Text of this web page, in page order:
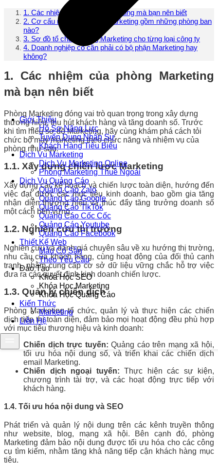
Giới Thiệu
Hồ Sơ Năng Lực
Tuyển Dụng Nhân Sự
Khách Hàng Tiêu Biểu
Dịch Vụ Marketing
Dịch Vụ Marketing Online
Phòng Marketing Thuê Ngoài
Dịch Vụ Quảng Cáo
Quảng Cáo Zalo
Quảng Cáo Google
Quảng Cáo TikTok
Quảng Cáo Cốc Cốc
Quảng Cáo Youtube
Quảng Cáo Facebook
Thiết Kế Web
Mẫu Có Sẵn
Theo Yêu Cầu
Đào Tạo
Khóa Học SEO
Khóa Học Marketing
Khóa Học Quảng Cáo
Kiến Thức
Marketing
Liên Hệ
1. Các nhiệm của phòng Marketing mà bạn nên biết
2. Cơ cấu nhân sự phòng Marketing gồm những phòng ban
nào?
3. Sơ đồ tổ chức phòng Marketing cho từng loại công ty
4. Doanh nghiệp có cần phải có bộ phận Marketing hay
không?
1. Các nhiệm của phòng Marketing
mà bạn nên biết
Phòng Marketing đóng vai trò quan trọng trong xây dựng
thương hiệu, thu hút khách hàng và tăng doanh số. Trước
khi tìm hiểu sơ đồ Marketing, hãy cùng khám phá cách tỏi
chức bộ máy marketing theo chức năng và nhiệm vụ của
phòng như sau:
1.1. Xây dựng chiến lược Marketing
Xây dựng các kế hoạch và chiến lược toàn diện, hướng đến
việc đạt được các mục tiêu kinh doanh, bao gồm gia tăng
nhận diện thương hiệu và thúc đẩy tăng trưởng doanh số
một cách bền vững.
1.2. Nghiên cứu thị trường
Nghiên cứu và đánh giá chuyên sâu về xu hướng thị trường,
nhu cầu của khách hàng, cùng hoạt động của đối thủ cạnh
tranh, nhằm cung cấp cơ sở dữ liệu vững chắc hỗ trợ việc
đưa ra các quyết định kinh doanh chiến lược.
1.3. Quản lý chiến dịch
Phòng Marketing tổ chức, quản lý và thực hiện các chiến
dịch tiếp thị toàn diện, đảm bảo mọi hoạt động đều phù hợp
với mục tiêu thương hiệu và kinh doanh:
Chiến dịch trực tuyến: Quảng cáo trên mạng xã hội,
tối ưu hóa nội dung số, và triển khai các chiến dịch
email Marketing.
Chiến dịch ngoại tuyến: Thực hiện các sự kiện,
chương trình tài trợ, và các hoạt động trực tiếp với
khách hàng.
1.4. Tối ưu hóa nội dung và SEO
Phát triển và quản lý nội dung trên các kênh truyền thông
như website, blog, mạng xã hội. Bên cạnh đó, phòng
Marketing đảm bảo nội dung được tối ưu hóa cho các công
cụ tìm kiếm, nhằm tăng khả năng tiếp cận khách hàng mục
tiêu.